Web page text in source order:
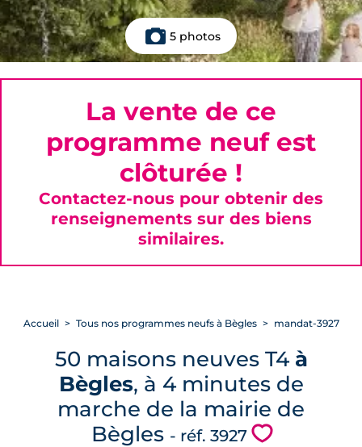
5 photos
Accueil Tous nos programmes neufs à Bègles mandat-3927
50 maisons neuves T4 à
Bègles, à 4 minutes de
marche de la mairie de
Bègles - réf. 3927 💗
La vente de ce
programme neuf est
clôturée !
Contactez-nous pour obtenir des
renseignements sur des biens
similaires.